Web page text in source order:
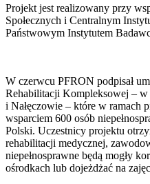
Projekt jest realizowany przy
Społecznych i Centralnym
Państwowym Instytutem
W czerwcu PFRON podpisał
Rehabilitacji Kompleksowej –
i Nałęczowie – które w ramach
wsparciem 600 osób
Polski. Uczestnicy projektu
rehabilitacji medycznej,
niepełnosprawne będą mogły
ośrodkach lub dojeżdżać na